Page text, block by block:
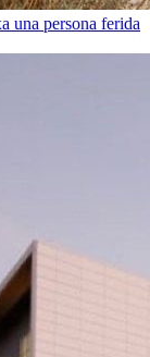
una persona ferida